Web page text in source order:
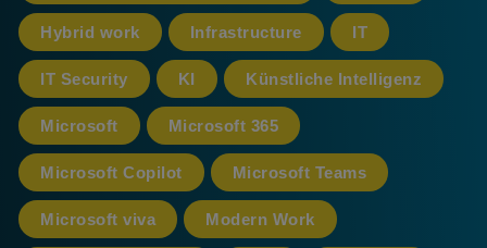
Hybrid work Infrastructure IT
IT Security KI Künstliche Intelligenz
Microsoft Microsoft 365
Microsoft Copilot Microsoft Teams
Microsoft viva Modern Work